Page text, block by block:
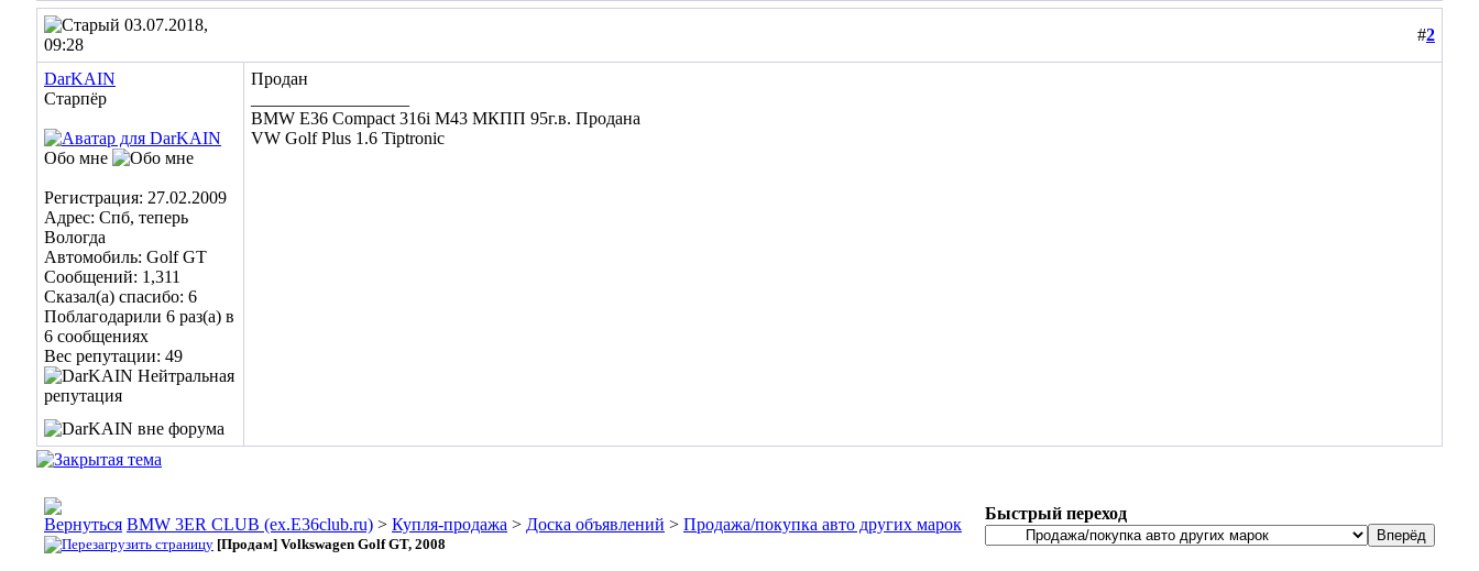
03.07.2018,
09:28
#2
DarKAIN
Старпёр
Обо мне
Регистрация: 27.02.2009
Адрес: Спб, теперь
Вологда
Автомобиль: Golf GT
Сообщений: 1,311
Сказал(а) спасибо: 6
Поблагодарили 6 раз(а) в
6 сообщениях
Вес репутации: 49
Продан
BMW E36 Compact 316i M43 МКПП 95г.в. Продана
VW Golf Plus 1.6 Tiptronic
BMW 3ER CLUB (ex.E36club.ru) > Купля-продажа > Доска объявлений > Продажа/покупка авто других марок
[Продам] Volkswagen Golf GT, 2008
Быстрый переход